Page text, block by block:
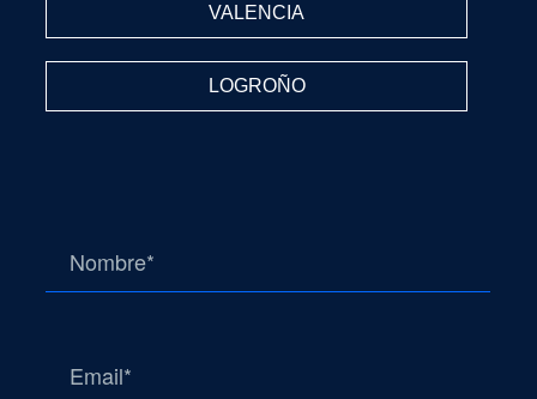
VALENCIA
LOGROÑO